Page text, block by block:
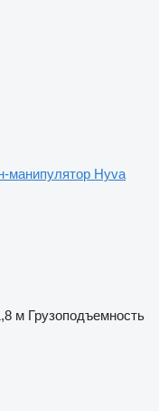
манипулятор Hyva
м Грузоподъемность